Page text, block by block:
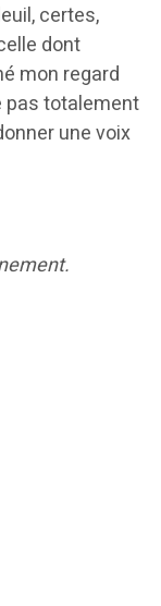
certes,
dont
mon regard
pas totalement
une voix